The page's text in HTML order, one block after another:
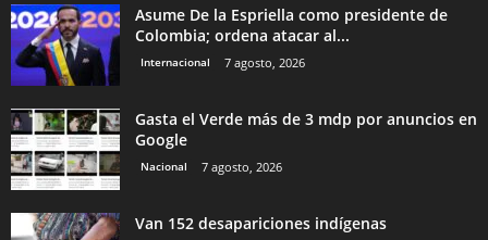
Asume De la Espriella como presidente de
Colombia; ordena atacar al...
Internacional 7 agosto, 2026
Gasta el Verde más de 3 mdp por anuncios en
Google
Nacional 7 agosto, 2026
Van 152 desapariciones indígenas